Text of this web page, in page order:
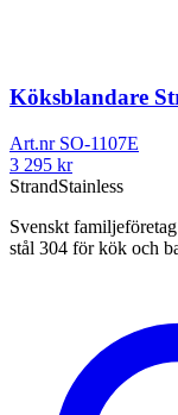
Köksblandare
Art.nr SO-1107E
3 295 kr
StrandStainless
Svenskt
stål 304 för kök och